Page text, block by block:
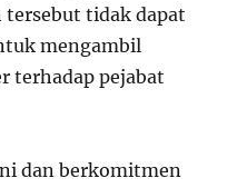
tidak dapat
mengambil
terhadap pejabat
dan berkomitmen